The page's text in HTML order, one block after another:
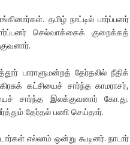
தமிழ் நாட்டில் பார்ப்பனர்
செல்வாக்கைக் குறைக்கத்
பாராளுமன்றத் தேர்தலில் நீதிக்
கட்சியைச் சார்ந்த காமராசர்,
சார்ந்த இலக்குவனார் கோ.து.
தேர்தல் பணி செய்தார்.
எல்லாம் ஒன்று கூடினர். நாடார்